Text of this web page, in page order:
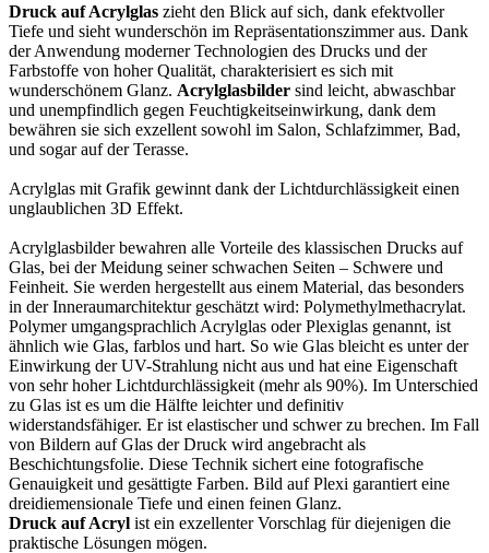
Druck auf Acrylglas zieht den Blick auf sich, dank efektvoller
Tiefe und sieht wunderschön im Repräsentationszimmer aus. Dank
der Anwendung moderner Technologien des Drucks und der
Farbstoffe von hoher Qualität, charakterisiert es sich mit
wunderschönem Glanz. Acrylglasbilder sind leicht, abwaschbar
und unempfindlich gegen Feuchtigkeitseinwirkung, dank dem
bewähren sie sich exzellent sowohl im Salon, Schlafzimmer, Bad,
und sogar auf der Terasse.
Acrylglas mit Grafik gewinnt dank der Lichtdurchlässigkeit einen
unglaublichen 3D Effekt.
Acrylglasbilder bewahren alle Vorteile des klassischen Drucks auf
Glas, bei der Meidung seiner schwachen Seiten – Schwere und
Feinheit. Sie werden hergestellt aus einem Material, das besonders
in der Inneraumarchitektur geschätzt wird: Polymethylmethacrylat.
Polymer umgangsprachlich Acrylglas oder Plexiglas genannt, ist
ähnlich wie Glas, farblos und hart. So wie Glas bleicht es unter der
Einwirkung der UV-Strahlung nicht aus und hat eine Eigenschaft
von sehr hoher Lichtdurchlässigkeit (mehr als 90%). Im Unterschied
zu Glas ist es um die Hälfte leichter und definitiv
widerstandsfähiger. Er ist elastischer und schwer zu brechen. Im Fall
von Bildern auf Glas der Druck wird angebracht als
Beschichtungsfolie. Diese Technik sichert eine fotografische
Genauigkeit und gesättigte Farben. Bild auf Plexi garantiert eine
dreidiemensionale Tiefe und einen feinen Glanz.
Druck auf Acryl ist ein exzellenter Vorschlag für diejenigen die
praktische Lösungen mögen.